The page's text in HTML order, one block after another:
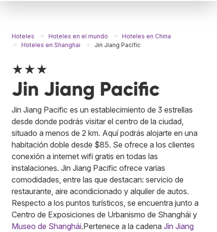
Hoteles Hoteles en el mundo
Hoteles en China
Hoteles en Shanghai
Jin Jiang Pacific
★★★
Jin Jiang Pacific
Jin Jiang Pacific es un establecimiento de 3 estrellas
desde donde podrás visitar el centro de la ciudad,
situado a menos de 2 km. Aquí podrás alojarte en una
habitación doble desde $85. Se ofrece a los clientes
conexión a internet wifi gratis en todas las
instalaciones. Jin Jiang Pacific ofrece varias
comodidades, entre las que destacan: servicio de
restaurante, aire acondicionado y alquiler de autos.
Respecto a los puntos turísticos, se encuentra junto a
Centro de Exposiciones de Urbanismo de Shanghái y
Museo de Shanghái.Pertenece a la cadena Jin Jiang